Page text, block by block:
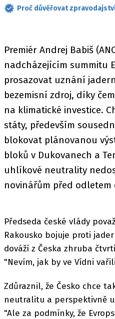
Proč důvěřovat
Premiér Andrej Babiš
nadcházejícím summitu
prosazovat uznání
bezemisní zdroj, díky
na klimatické investice.
státy, především
blokovat plánovanou
bloků v Dukovanech a
uhlíkové neutrality
novinářům před odletem
Předseda české vlády
Rakousko bojuje proti
dováží z Česka zhruba
"Nevím, jak by ve Vídni
Zdůraznil, že Česko chce
neutralitu a perspektivně
"Ale za podmínky, že